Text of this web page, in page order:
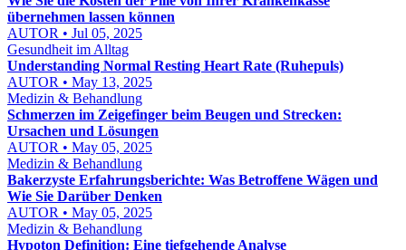
übernehmen lassen können
AUTOR • Jul 05, 2025
Gesundheit im Alltag
Understanding Normal Resting Heart Rate (Ruhepuls)
AUTOR • May 13, 2025
Medizin & Behandlung
Schmerzen im Zeigefinger beim Beugen und Strecken:
Ursachen und Lösungen
AUTOR • May 05, 2025
Medizin & Behandlung
Bakerzyste Erfahrungsberichte: Was Betroffene Wägen und
Wie Sie Darüber Denken
AUTOR • May 05, 2025
Medizin & Behandlung
Hypoton Definition: Eine tiefgehende Analyse